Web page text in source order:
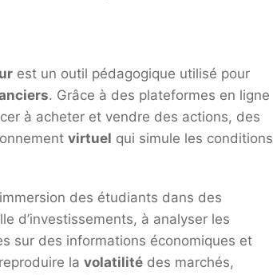
est un outil pédagogique utilisé pour
. Grâce à des plateformes en ligne
à acheter et vendre des actions, des
virtuel qui simule les conditions
des étudiants dans des
d’investissements, à analyser les
sur des informations économiques et
la volatilité des marchés,